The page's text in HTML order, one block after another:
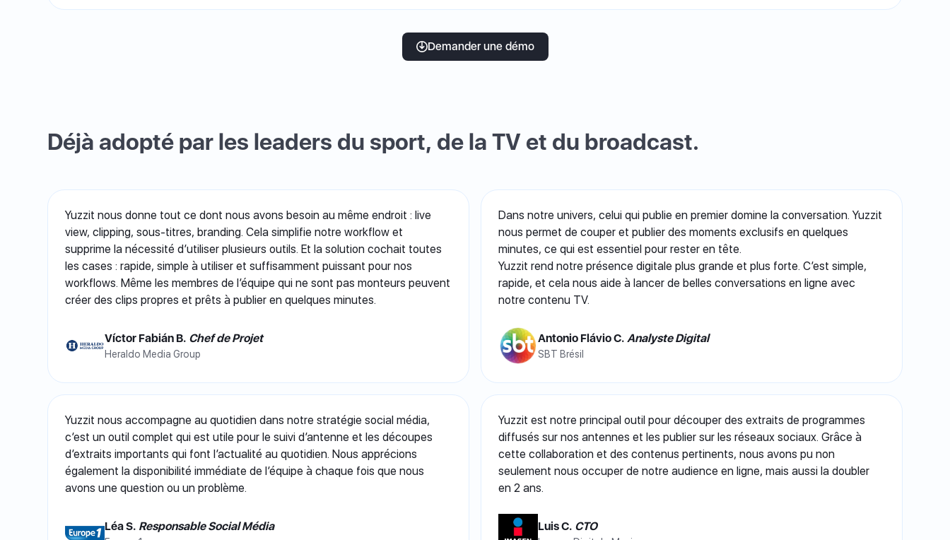
Demander une démo
Déjà adopté par les leaders du sport, de la TV et du broadcast.
Yuzzit nous donne tout ce dont nous avons besoin au même endroit : live
view, clipping, sous-titres, branding. Cela simplifie notre workflow et
supprime la nécessité d’utiliser plusieurs outils. Et la solution cochait toutes
les cases : rapide, simple à utiliser et suffisamment puissant pour nos
workflows. Même les membres de l’équipe qui ne sont pas monteurs peuvent
créer des clips propres et prêts à publier en quelques minutes.
Víctor Fabián B. Chef de Projet
Heraldo Media Group
Dans notre univers, celui qui publie en premier domine la conversation. Yuzzit
nous permet de couper et publier des moments exclusifs en quelques
minutes, ce qui est essentiel pour rester en tête.
Yuzzit rend notre présence digitale plus grande et plus forte. C’est simple,
rapide, et cela nous aide à lancer de belles conversations en ligne avec
notre contenu TV.
Antonio Flávio C. Analyste Digital
SBT Brésil
Yuzzit nous accompagne au quotidien dans notre stratégie social média,
c’est un outil complet qui est utile pour le suivi d’antenne et les découpes
d’extraits importants qui font l’actualité au quotidien. Nous apprécions
également la disponibilité immédiate de l’équipe à chaque fois que nous
avons une question ou un problème.
Léa S. Responsable Social Média
Yuzzit est notre principal outil pour découper des extraits de programmes
diffusés sur nos antennes et les publier sur les réseaux sociaux. Grâce à
cette collaboration et des contenus pertinents, nous avons pu non
seulement nous occuper de notre audience en ligne, mais aussi la doubler
en 2 ans.
Luis C. CTO